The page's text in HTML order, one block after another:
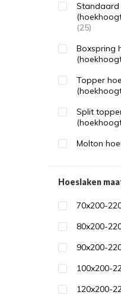
Standaard
(25)
Boxspring
Topper
Split
Molton
Hoeslaken
70x200-
80x200-
90x200-
100x200-
120x200-